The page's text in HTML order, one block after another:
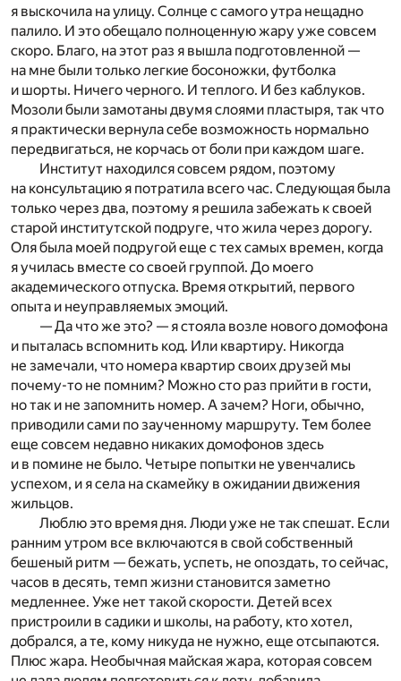
я выскочила на улицу. Солнце с самого утра нещадно
палило. И это обещало полноценную жару уже совсем
скоро. Благо, на этот раз я вышла подготовленной —
на мне были только легкие босоножки, футболка
и шорты. Ничего черного. И теплого. И без каблуков.
Мозоли были замотаны двумя слоями пластыря, так что
я практически вернула себе возможность нормально
передвигаться, не корчась от боли при каждом шаге.
Институт находился совсем рядом, поэтому
на консультацию я потратила всего час. Следующая была
только через два, поэтому я решила забежать к своей
старой институтской подруге, что жила через дорогу.
Оля была моей подругой еще с тех самых времен, когда
я училась вместе со своей группой. До моего
академического отпуска. Время открытий, первого
опыта и неуправляемых эмоций.
— Да что же это? — я стояла возле нового домофона
и пыталась вспомнить код. Или квартиру. Никогда
не замечали, что номера квартир своих друзей мы
почему-то не помним? Можно сто раз прийти в гости,
но так и не запомнить номер. А зачем? Ноги, обычно,
приводили сами по заученному маршруту. Тем более
еще совсем недавно никаких домофонов здесь
и в помине не было. Четыре попытки не увенчались
успехом, и я села на скамейку в ожидании движения
жильцов.
Люблю это время дня. Люди уже не так спешат. Если
ранним утром все включаются в свой собственный
бешеный ритм — бежать, успеть, не опоздать, то сейчас,
часов в десять, темп жизни становится заметно
медленнее. Уже нет такой скорости. Детей всех
пристроили в садики и школы, на работу, кто хотел,
добрался, а те, кому никуда не нужно, еще отсыпаются.
Плюс жара. Необычная майская жара, которая совсем